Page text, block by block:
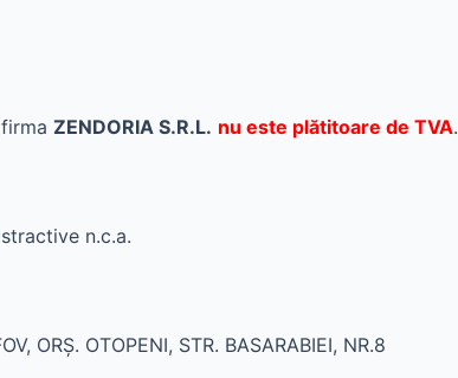
ZENDORIA S.R.L. nu este plătitoare de TVA.
n.c.a.
ORŞ. OTOPENI, STR. BASARABIEI, NR.8